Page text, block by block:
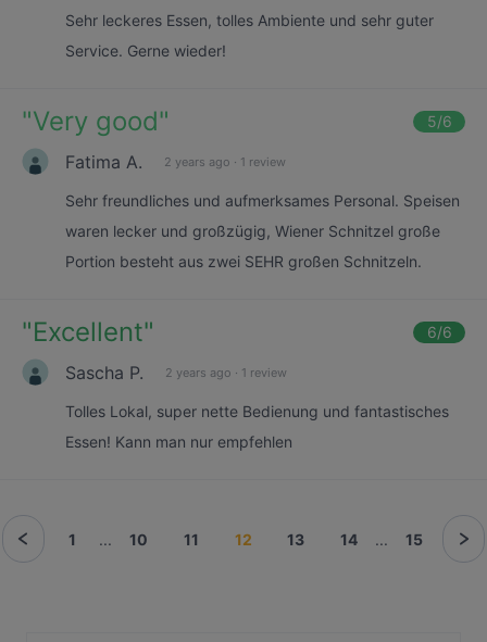
Sehr leckeres Essen, tolles Ambiente und sehr guter
Service. Gerne wieder!
"Very good" 5/6
Fatima A. 2 years ago · 1 review
Sehr freundliches und aufmerksames Personal. Speisen
waren lecker und großzügig, Wiener Schnitzel große
Portion besteht aus zwei SEHR großen Schnitzeln.
"Excellent" 6/6
Sascha P. 2 years ago · 1 review
Tolles Lokal, super nette Bedienung und fantastisches
Essen! Kann man nur empfehlen
1 ... 10 11 12 13 14 ... 15